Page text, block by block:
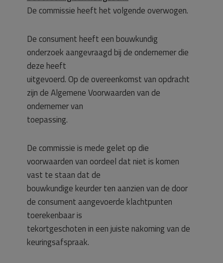
De commissie heeft het volgende overwogen.
De consument heeft een bouwkundig
onderzoek aangevraagd bij de ondernemer die
deze heeft
uitgevoerd. Op de overeenkomst van opdracht
zijn de Algemene Voorwaarden van de
ondernemer van
toepassing.
De commissie is mede gelet op die
voorwaarden van oordeel dat niet is komen
vast te staan dat de
bouwkundige keurder ten aanzien van de door
de consument aangevoerde klachtpunten
toerekenbaar is
tekortgeschoten in een juiste nakoming van de
keuringsafspraak.